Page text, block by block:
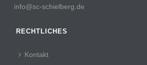
info@sc-schielberg.de
RECHTLICHES
Kontakt